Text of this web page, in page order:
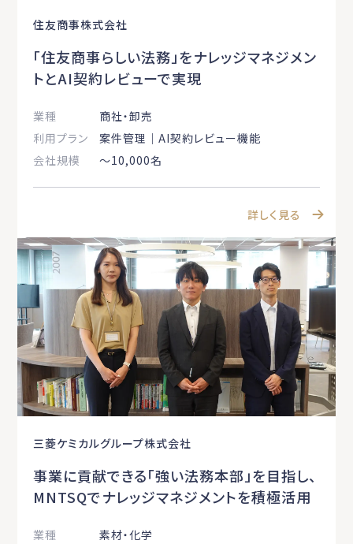
住友商事株式会社
「住友商事らしい法務」をナレッジマネジメン
トとAI契約レビューで実現
業種
商社・卸売
利用プラン
案件管理｜AI契約レビュー機能
会社規模
〜10,000名
詳しく見る
三菱ケミカルグループ株式会社
事業に貢献できる「強い法務本部」を目指し、
MNTSQでナレッジマネジメントを積極活用
業種
素材・化学